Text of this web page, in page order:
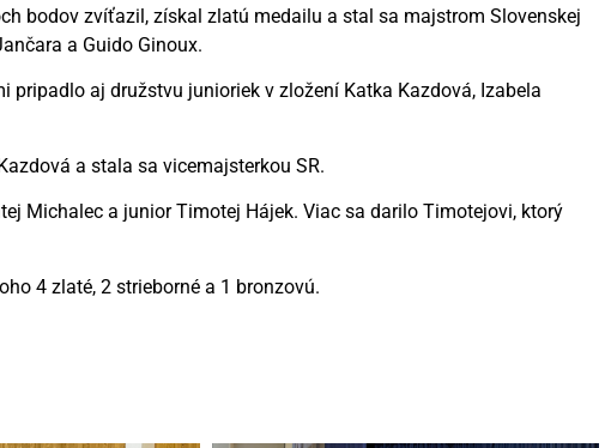
bodov zvíťazil, získal zlatú medailu a stal sa majstrom Slovenskej
a Guido Ginoux.
aj družstvu junioriek v zložení Katka Kazdová, Izabela
a stala sa vicemajsterkou SR.
Michalec a junior Timotej Hájek. Viac sa darilo Timotejovi, ktorý
4 zlaté, 2 strieborné a 1 bronzovú.